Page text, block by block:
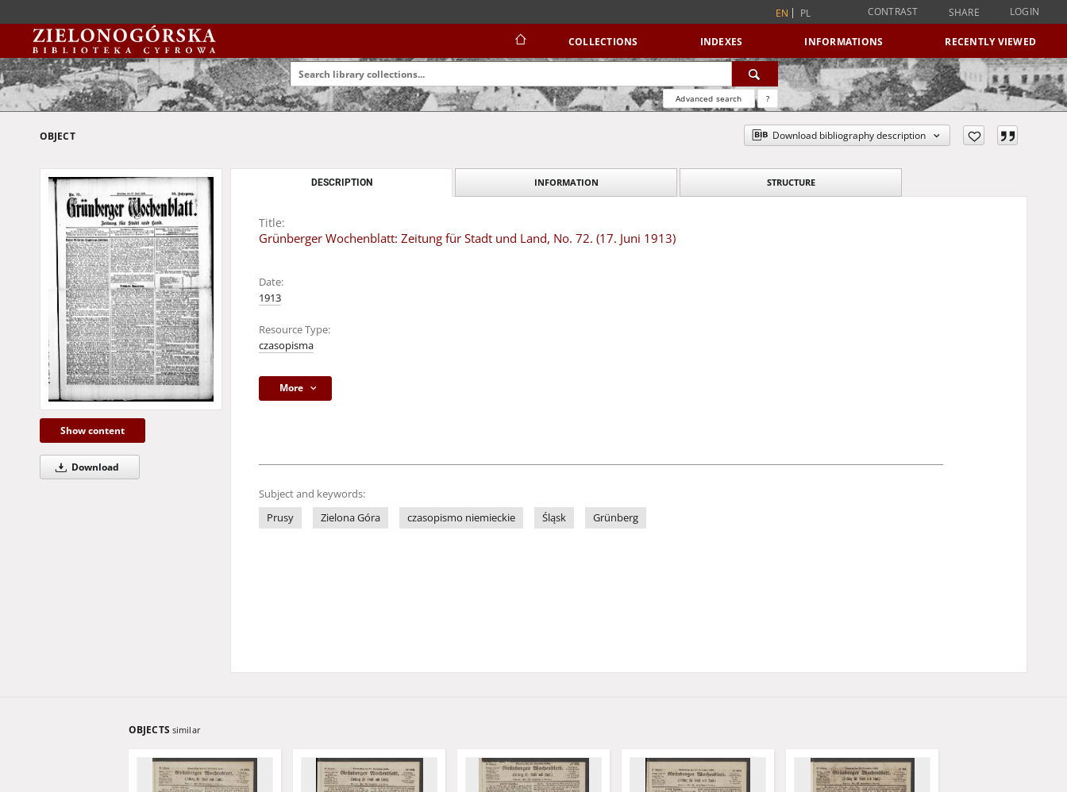
EN PL CONTRAST SHARE LOGIN
COLLECTIONS INDEXES INFORMATIONS RECENTLY VIEWED
Advanced search ?
OBJECT Download bibliography description
Show content
Download
DESCRIPTION INFORMATION STRUCTURE
Title:
Grünberger Wochenblatt: Zeitung für Stadt und Land, No. 72. (17. Juni 1913)
Date:
1913
Resource Type:
czasopisma
More
Subject and keywords:
Prusy
Zielona Góra czasopismo niemieckie Śląsk Grünberg
OBJECTS similar